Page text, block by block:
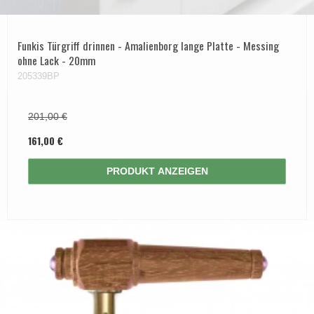
Funkis Türgriff drinnen - Amalienborg lange Platte - Messing
ohne Lack - 20mm
205339BP
201,00 €
161,00 €
PRODUKT ANZEIGEN